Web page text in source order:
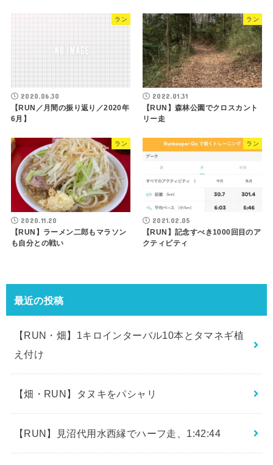
ラン
2020.06.30
【RUN／月間の振り返り／2020年
6月】
ラン
2022.01.31
【RUN】森林公園でクロスカント
リー走
ラン
2020.11.20
【RUN】ラーメン二郎もマラソン
も自分との戦い
ラン
2021.02.05
【RUN】記念すべき1000回目のア
クティビティ
最近の投稿
【RUN・畑】1キロインターバル10本とタマネギ植
え付け
【畑・RUN】タヌキをパシャリ
【RUN】見沼代用水西縁でハーフ走、1:42:44